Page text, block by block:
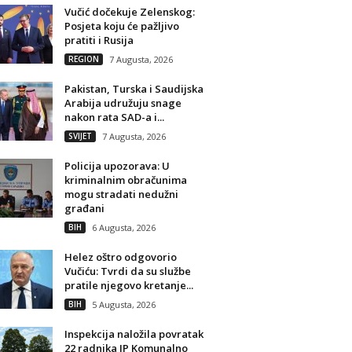
Vučić dočekuje Zelenskog:
Posjeta koju će pažljivo
pratiti i Rusija
REGION 7 Augusta, 2026
Pakistan, Turska i Saudijska
Arabija udružuju snage
nakon rata SAD-a i...
SVIJET 7 Augusta, 2026
Policija upozorava: U
kriminalnim obračunima
mogu stradati nedužni
građani
BIH 6 Augusta, 2026
Helez oštro odgovorio
Vučiću: Tvrdi da su službe
pratile njegovo kretanje...
BIH 5 Augusta, 2026
Inspekcija naložila povratak
22 radnika JP Komunalno